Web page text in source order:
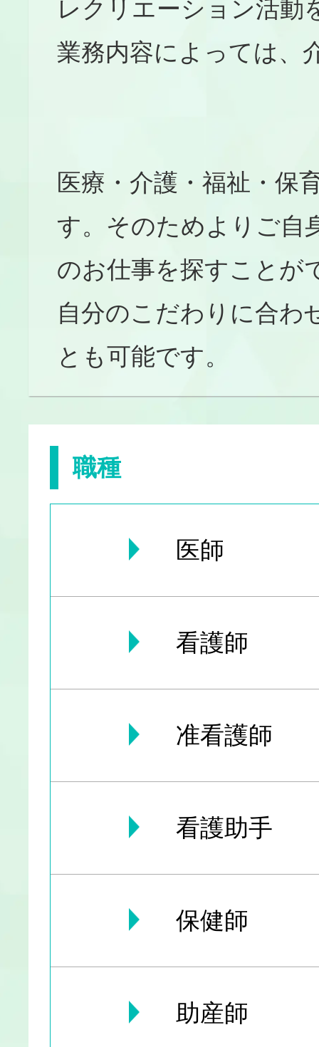
レクリエーション活動
業務内容によっては、
医療・介護・福祉・保
す。そのためよりご自
のお仕事を探すことが
自分のこだわりに合わ
とも可能です。
職種
医師
看護師
准看護師
看護助手
保健師
助産師